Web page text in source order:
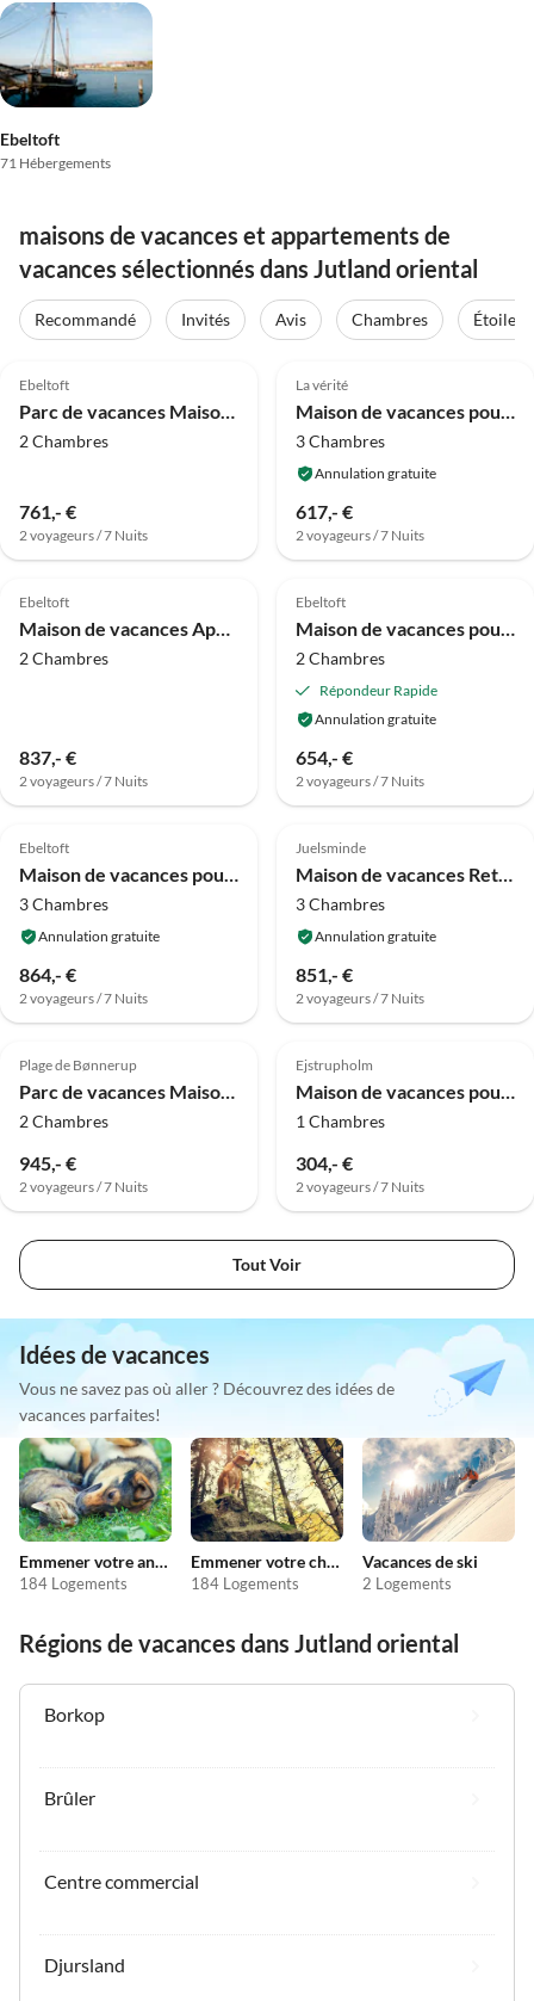
Ebeltoft
71 Hébergements
maisons de vacances et appartements de
vacances sélectionnés dans Jutland oriental
Recommandé Invités Avis Chambres
Étoiles
Ebeltoft
2 Chambres
761,- €
2 voyageurs / 7 Nuits
La vérité
3 Chambres
Annulation gratuite
617,- €
2 voyageurs / 7 Nuits
4.8 (14)
Ebeltoft
2 Chambres
837,- €
2 voyageurs / 7 Nuits
4.0 (13)
Ebeltoft
2 Chambres
Répondeur Rapide
Annulation gratuite
654,- €
2 voyageurs / 7 Nuits
4.0 (4)
Ebeltoft
3 Chambres
Annulation gratuite
864,- €
2 voyageurs / 7 Nuits
4.0 (4)
Juelsminde
3 Chambres
Annulation gratuite
851,- €
2 voyageurs / 7 Nuits
4.0 (2)
Plage de Bønnerup
2 Chambres
945,- €
2 voyageurs / 7 Nuits
Ejstrupholm
1 Chambres
304,- €
2 voyageurs / 7 Nuits
Tout Voir
Idées de vacances
Vous ne savez pas où aller ? Découvrez des idées de
vacances parfaites!
Emmener votre animal en vacances
184 Logements
Emmener votre chien en vacances
184 Logements
Vacances de ski
2 Logements
Régions de vacances dans Jutland oriental
Borkop
Brûler
Centre commercial
Djursland